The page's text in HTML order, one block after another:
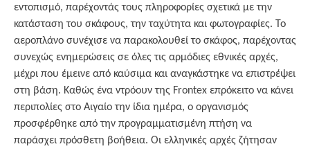
εντοπισμό, παρέχοντάς τους πληροφορίες σχετικά με την
κατάσταση του σκάφους, την ταχύτητα και φωτογραφίες. Το
αεροπλάνο συνέχισε να παρακολουθεί το σκάφος, παρέχοντας
συνεχώς ενημερώσεις σε όλες τις αρμόδιες εθνικές αρχές,
μέχρι που έμεινε από καύσιμα και αναγκάστηκε να επιστρέψει
στη βάση. Καθώς ένα ντρόουν της Frontex επρόκειτο να κάνει
περιπολίες στο Αιγαίο την ίδια ημέρα, ο οργανισμός
προσφέρθηκε από την προγραμματισμένη πτήση να
παράσχει πρόσθετη βοήθεια. Οι ελληνικές αρχές ζήτησαν